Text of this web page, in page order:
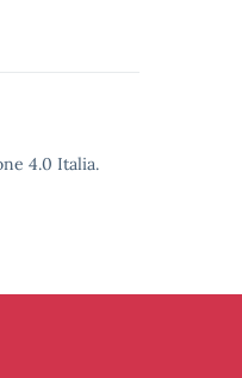
4.0 Italia.